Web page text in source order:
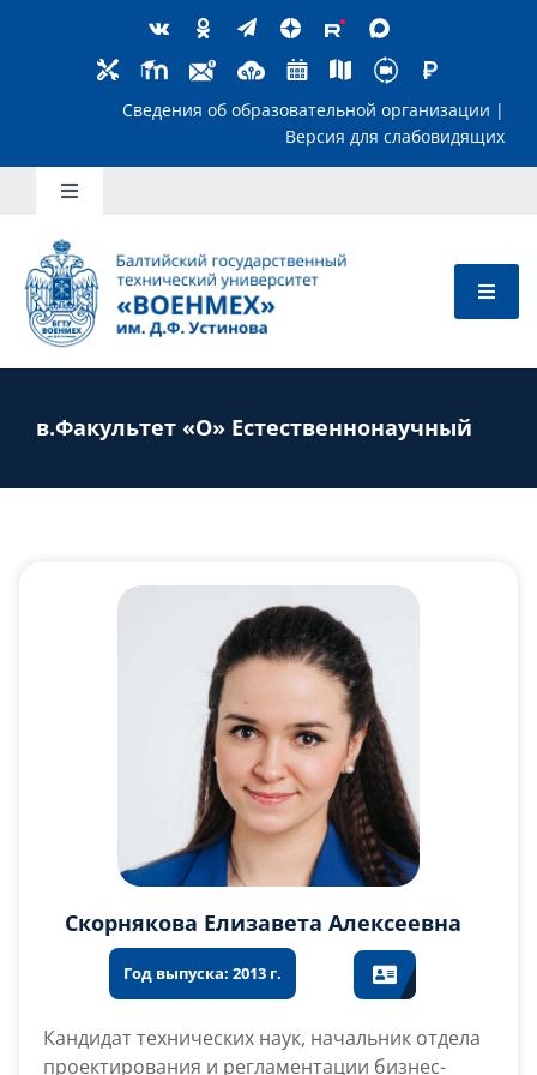
Сведения об образовательной
Toggle
Школьникам
Абитуриентам
Преподавателям
в.Факультет «О» Естественнонаучный
Скорнякова Елизавета Алексеевна
Кандидат технических наук, начальник отдела
проектирования и регламентации бизнес-